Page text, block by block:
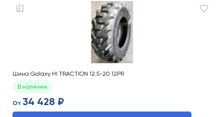
Шина Galaxy HI TRACTION 12.5-20 12PR
В наличии
От 34 428 ₽